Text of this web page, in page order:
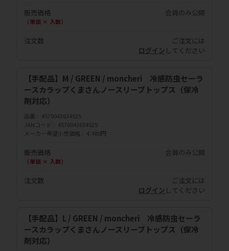
販売価格
（単価 × 入数）
会員のみ公開
注文数
ご注文には
ログイン してください
【手配品】M / GREEN / moncheri 冷感防虫セーラ
ースカラップくまさんノースリーブトップス（保冷
剤対応）
品番
4570043634525
JANコード
4570043634525
メーカー希望小売価格
4,480円
販売価格
（単価 × 入数）
会員のみ公開
注文数
ご注文には
ログイン してください
【手配品】L / GREEN / moncheri 冷感防虫セーラ
ースカラップくまさんノースリーブトップス（保冷
剤対応）